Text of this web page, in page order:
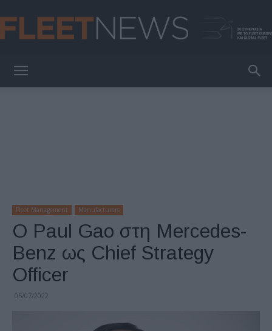
Fleet Management Manufacturers
Ο Paul Gao στη Mercedes-
Benz ως Chief Strategy
Officer
05/07/2022